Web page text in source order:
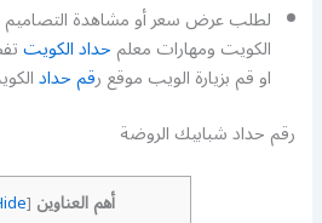
لطلب عرض سعر أو مشاهدة
الكويت ومهارات معلمحداد الكويت
او قم بزيارة الويب موقع رقم حداد
رقم حداد شبابيك الروضة
أهم العناوين [